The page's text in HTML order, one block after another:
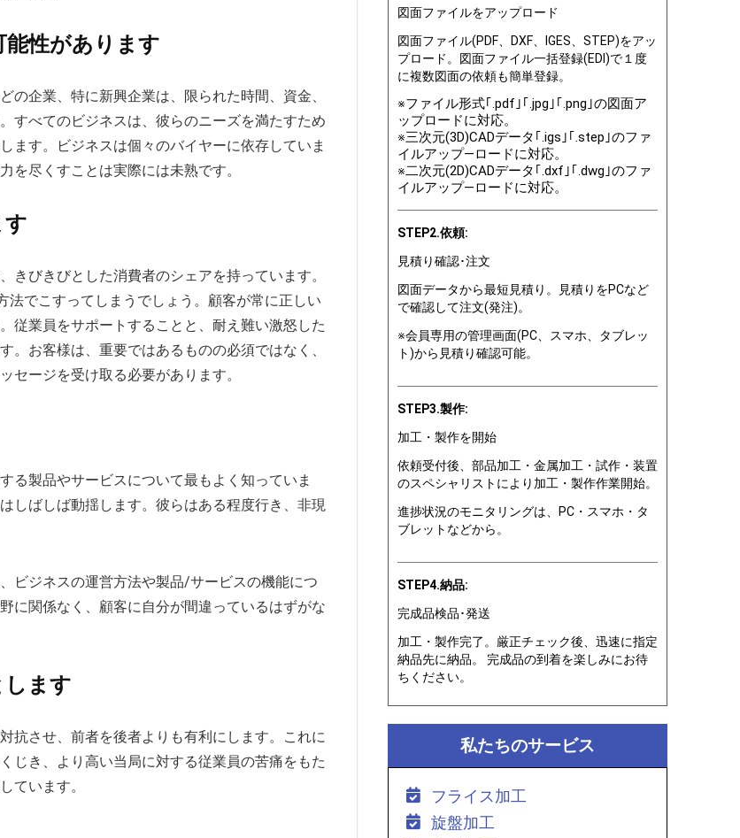
性があります
企業、特に新興企業は、限られた時間、資金、
すべてのビジネスは、彼らのニーズを満たすため
ます。ビジネスは個々のバイヤーに依存していま
を尽くすことは実際には未熟です。
す
びきびとした消費者のシェアを持っています。
でこすってしまうでしょう。顧客が常に正しい
従業員をサポートすることと、耐え難い激怒した
お客様は、重要ではあるものの必須ではなく、
セージを受け取る必要があります。
る製品やサービスについて最もよく知っていま
しばしば動揺します。彼らはある程度行き、非現
ビジネスの運営方法や製品/サービスの機能につ
に関係なく、顧客に自分が間違っているはずがな
ます
抗させ、前者を後者よりも有利にします。これに
じき、より高い当局に対する従業員の苦痛をもた
ています。
図面ファイルをアップロード
図面ファイル(PDF、DXF、IGES、STEP)をアッ
プロード。図面ファイル一括登録(EDI)で１度
に複数図面の依頼も簡単登録。
※ファイル形式｢.pdf｣｢.jpg｣｢.png｣の図面ア
ップロードに対応。
※三次元(3D)CADデータ｢.igs｣｢.step｣のファ
イルアップ―ロードに対応。
※二次元(2D)CADデータ｢.dxf｣｢.dwg｣のファ
イルアップ―ロードに対応。
STEP2.依頼:
見積り確認･注文
図面データから最短見積り。見積りをPCなど
で確認して注文(発注)。
※会員専用の管理画面(PC、スマホ、タブレッ
ト)から見積り確認可能。
STEP3.製作:
加工・製作を開始
依頼受付後、部品加工・金属加工・試作・装置
のスペシャリストにより加工・製作作業開始。
進捗状況のモニタリングは、PC・スマホ・タ
ブレットなどから。
STEP4.納品:
完成品検品･発送
加工・製作完了。厳正チェック後、迅速に指定
納品先に納品。 完成品の到着を楽しみにお待
ちください。
私たちのサービス
フライス加工
旋盤加工